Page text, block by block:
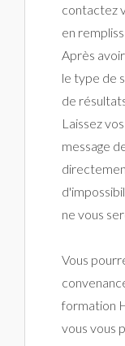
contactez
en
Après
le type de
de
Laissez
message
ne vous
Vous
formation
vous vous